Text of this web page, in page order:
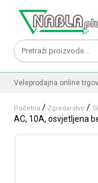
Pretraži:
Veleprodajna online
Početna / Zgradarstvo /
AC, 10A, osvjetljena